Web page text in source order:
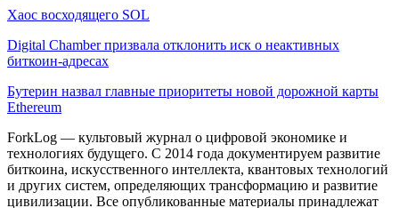
Хаос восходящего SOL
Digital Chamber призвала отклонить иск о неактивных
биткоин-адресах
Бутерин назвал главные приоритеты новой дорожной карты
Ethereum
ForkLog — культовый журнал о цифровой экономике и
технологиях будущего. С 2014 года документируем развитие
биткоина, искусственного интеллекта, квантовых технологий
и других систем, определяющих трансформацию и развитие
цивилизации. Все опубликованные материалы принадлежат